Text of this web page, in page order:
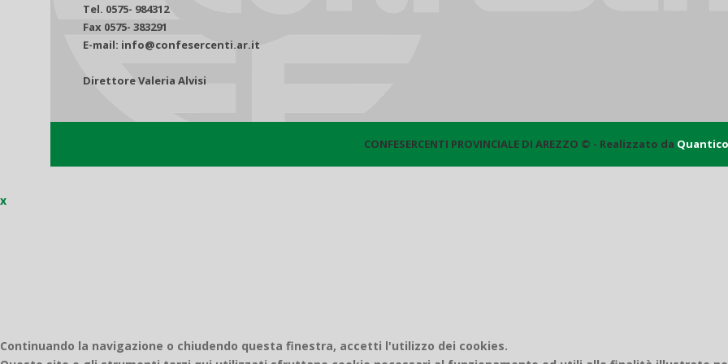
Tel. 0575- 984312
Fax 0575- 383291
E-mail: info@confesercenti.ar.it
Direttore Valeria Alvisi
CONFESERCENTI PROVINCIALE DI AREZZO © - Realizzato da Quantico
x
Continuando la navigazione o chiudendo questa finestra, accetti l'utilizzo dei cookies.